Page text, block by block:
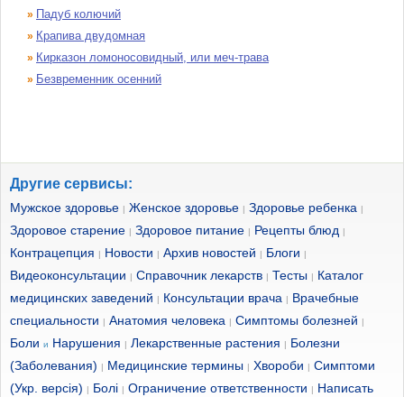
» Падуб колючий
» Крапива двудомная
» Кирказон ломоносовидный, или меч-трава
» Безвременник осенний
Другие сервисы:
Мужское здоровье | Женское здоровье | Здоровье ребенка |
Здоровое старение | Здоровое питание | Рецепты блюд |
Контрацепция | Новости | Архив новостей | Блоги |
Видеоконсультации | Справочник лекарств | Тесты | Каталог
медицинских заведений | Консультации врача | Врачебные
специальности | Анатомия человека | Симптомы болезней |
Боли и Нарушения | Лекарственные растения | Болезни
(Заболевания) | Медицинские термины | Хвороби | Симптоми
(Укр. версія) | Болі | Ограничение ответственности | Написать